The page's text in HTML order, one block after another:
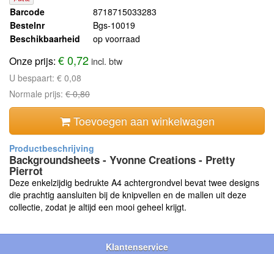
Barcode
8718715033283
Bestelnr
Bgs-10019
Beschikbaarheid
op voorraad
Onze prijs: € 0,72incl. btw
U bespaart: € 0,08
Normale prijs: € 0,80
Toevoegen aan winkelwagen
Backgroundsheets - Yvonne Creations - Pretty
Pierrot
Deze enkelzijdig bedrukte A4 achtergrondvel bevat twee designs
die prachtig aansluiten bij de knipvellen en de mallen uit deze
collectie, zodat je altijd een mooi geheel krijgt.
Klantenservice